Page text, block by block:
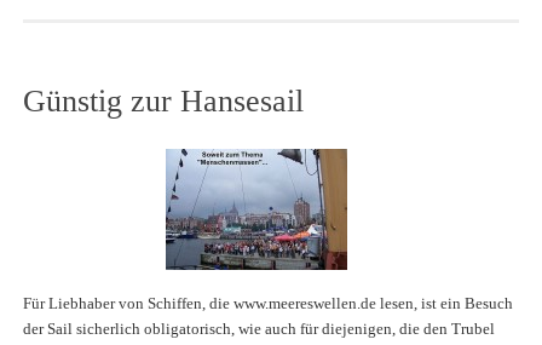
Günstig zur Hansesail
Für Liebhaber von Schiffen, die www.meereswellen.de lesen, ist ein Besuch
der Sail sicherlich obligatorisch, wie auch für diejenigen, die den Trubel